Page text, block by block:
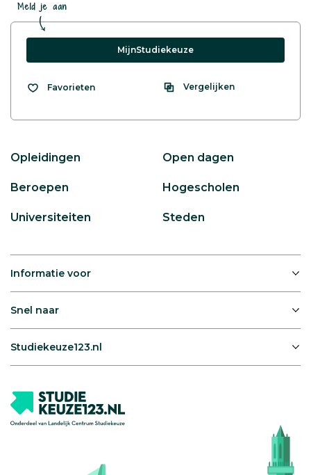
Meld je aan
MijnStudiekeuze
Favorieten Vergelijken
Opleidingen Open dagen
Beroepen Hogescholen
Universiteiten Steden
Informatie voor
Snel naar
Studiekeuze123.nl